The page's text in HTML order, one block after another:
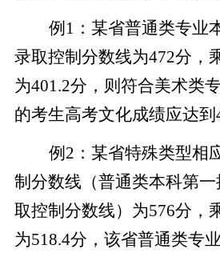
例1：某省普通类专业
录取控制分数线为472分，
为401.2分，则符合美术类
的考生高考文化成绩应达到
例2：某省特殊类型相
制分数线（普通类本科第
取控制分数线）为576分，
为518.4分，该省普通类专